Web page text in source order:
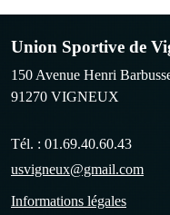
Union Sportive de
150 Avenue Henri
91270 VIGNEUX
Tél. : 01.69.40.60.43
usvigneux@gmail.com
Informations légales